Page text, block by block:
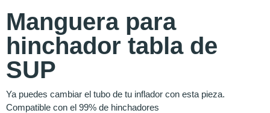
Manguera para
hinchador tabla de
SUP
Ya puedes cambiar el tubo de tu inflador con esta pieza.
Compatible con el 99% de hinchadores